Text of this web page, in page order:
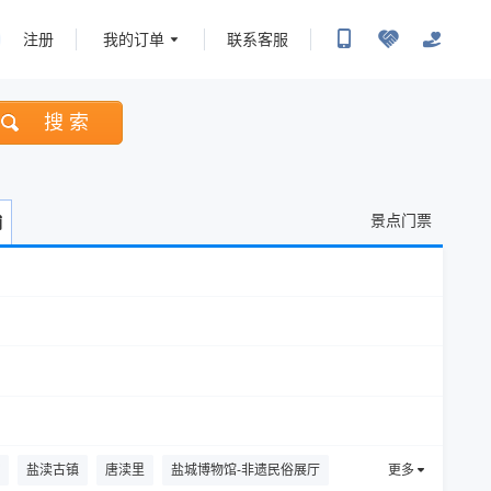
注册 我的订单 联系客服
搜 索
景点门票
更多
盐渎古镇 唐渎里 盐城博物馆-非遗民俗展厅